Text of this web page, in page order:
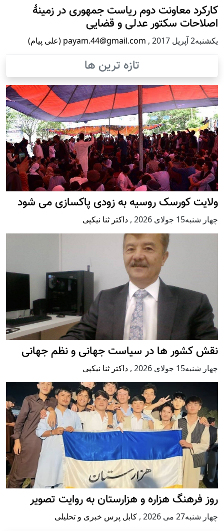
کارکرد معاونت دوم ریاست جمهوری در زمینۀ
اصلاحات سکتور عدلی و قضایی
يكشنبه2 آپریل 2017 , payam.44@gmail.com (علی پیام)
تازه ترین ها
ولایت کورسک روسیه به زودی پاکسازی می شود
چهار شنبه15 جولای 2026 , داکتر ثنا نیکپی
نقش کشور ها در سیاست جهانی و نظم جهانی
چهار شنبه15 جولای 2026 , داکتر ثنا نیکپی
روز فرهنگ هزاره و هزارستان به روایت تصویر
چهار شنبه27 می 2026 , کابل پرس خبری و تحلیلی